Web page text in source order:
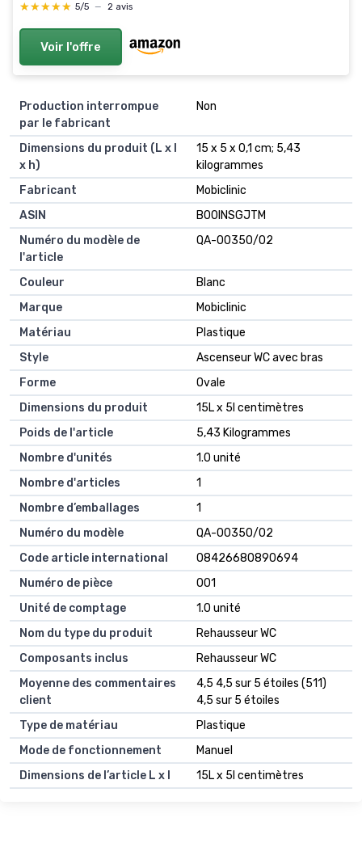
★★★★★
★★★★★ 5/5 — 2 avis
Voir l'offre
Production interrompue
par le fabricant
Non
Dimensions du produit (L x l
x h)
15 x 5 x 0,1 cm; 5,43
kilogrammes
Fabricant
Mobiclinic
ASIN
B00INSGJTM
Numéro du modèle de
l'article
QA-00350/02
Couleur
Blanc
Marque
Mobiclinic
Matériau
Plastique
Style
Ascenseur WC avec bras
Forme
Ovale
Dimensions du produit
15L x 5l centimètres
Poids de l'article
5,43 Kilogrammes
Nombre d'unités
1.0 unité
Nombre d'articles
1
Nombre d’emballages
1
Numéro du modèle
QA-00350/02
Code article international
08426680890694
Numéro de pièce
001
Unité de comptage
1.0 unité
Nom du type du produit
Rehausseur WC
Composants inclus
Rehausseur WC
Moyenne des commentaires
client
4,5 4,5 sur 5 étoiles (511)
4,5 sur 5 étoiles
Type de matériau
Plastique
Mode de fonctionnement
Manuel
Dimensions de l’article L x l
15L x 5l centimètres